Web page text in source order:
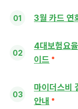
3월 카드 연
4대보험요
이드
마이더스비
안내